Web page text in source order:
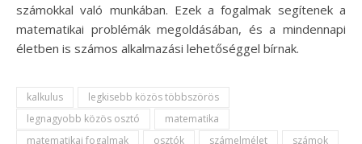
számokkal való munkában. Ezek a fogalmak segítenek a
matematikai problémák megoldásában, és a mindennapi
életben is számos alkalmazási lehetőséggel bírnak.
kalkulus
legkisebb közös többszörös
legnagyobb közös osztó
matematika
matematikai fogalmak
osztók számelmélet
számok